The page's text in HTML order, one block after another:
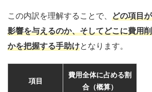
この内訳を理解することで、 どの項目
影響を与えるのか、そしてどこに費用
かを把握する手助けとなります。
項目
費用全体に占める割
合（概算）